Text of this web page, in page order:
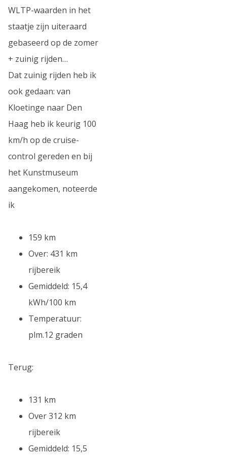
WLTP-waarden in het
staatje zijn uiteraard
gebaseerd op de zomer
+ zuinig rijden…
Dat zuinig rijden heb ik
ook gedaan: van
Kloetinge naar Den
Haag heb ik keurig 100
km/h op de cruise-
control gereden en bij
het Kunstmuseum
aangekomen, noteerde
ik
159 km
Over: 431 km
rijbereik
Gemiddeld: 15,4
kWh/100 km
Temperatuur:
plm.12 graden
Terug:
131 km
Over 312 km
rijbereik
Gemiddeld: 15,5